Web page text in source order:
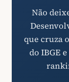
Não
que cruza
do IBGE